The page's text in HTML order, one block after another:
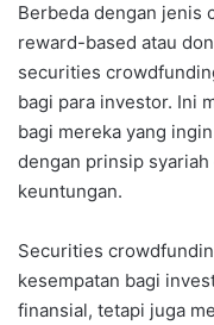
Berbeda dengan jenis
reward-based atau
securities
bagi para investor. Ini
bagi mereka yang
dengan prinsip
keuntungan.
Securities
kesempatan bagi
finansial, tetapi juga